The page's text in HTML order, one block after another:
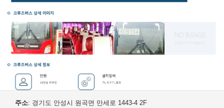
주소: 경기도 안성시 원곡면 만세로 1443-4 2F